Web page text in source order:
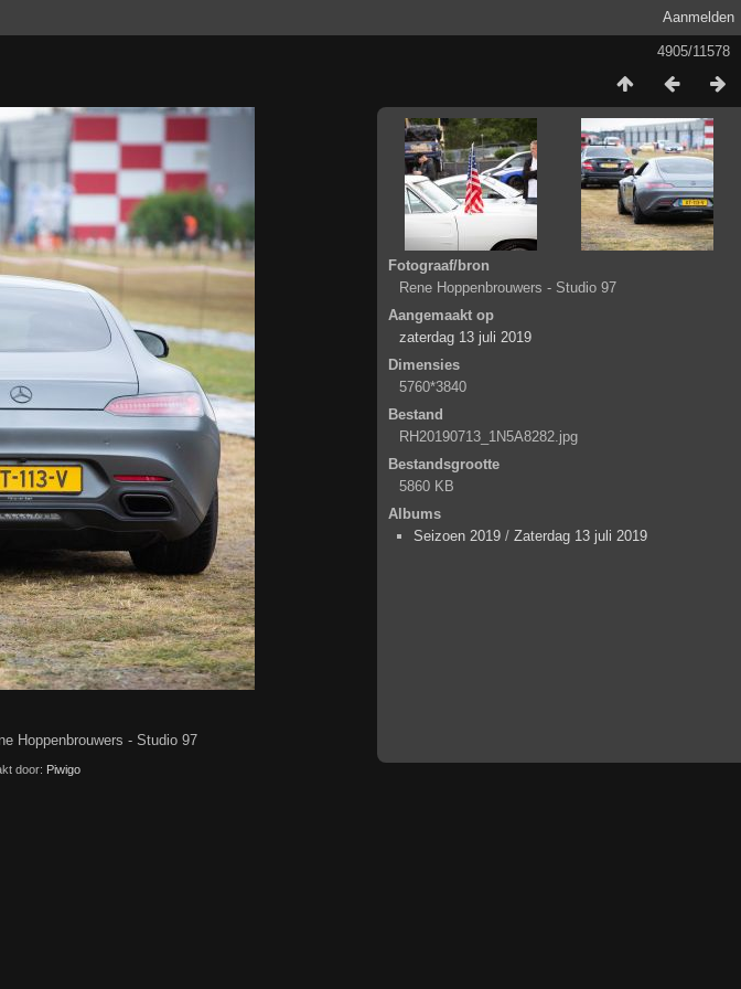
Aanmelden
4905/11578
Hoppenbrouwers - Studio 97
Fotograaf/bron
Rene Hoppenbrouwers - Studio 97
Aangemaakt op
zaterdag 13 juli 2019
Dimensies
5760*3840
Bestand
RH20190713_1N5A8282.jpg
Bestandsgrootte
5860 KB
Albums
Seizoen 2019 / Zaterdag 13 juli 2019
door: Piwigo